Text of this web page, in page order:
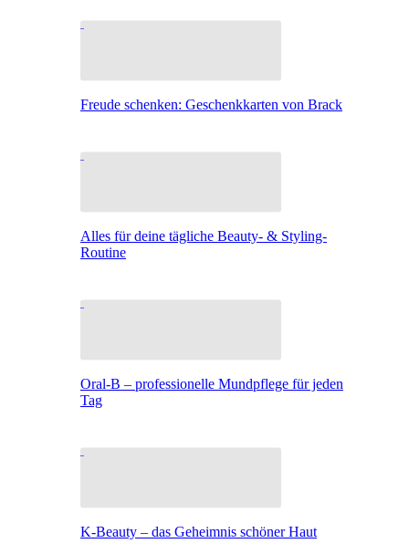
Freude schenken: Geschenkkarten von Brack
Alles für deine tägliche Beauty- & Styling-
Routine
Oral-B – professionelle Mundpflege für jeden
Tag
K-Beauty – das Geheimnis schöner Haut